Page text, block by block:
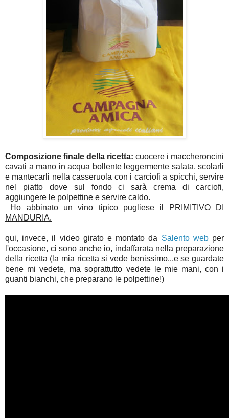
Composizione finale della ricetta: cuocere i maccheroncini
cavati a mano in acqua bollente leggermente salata, scolarli
e mantecarli nella casseruola con i carciofi a spicchi, servire
nel piatto dove sul fondo ci sarà crema di carciofi,
aggiungere le polpettine e servire caldo.
Ho abbinato un vino tipico pugliese il PRIMITIVO DI
MANDURIA.
qui, invece, il video girato e montato da Salento webper
l'occasione, ci sono anche io, indaffarata nella preparazione
della ricetta (la mia ricetta si vede benissimo...e se guardate
bene mi vedete, ma soprattutto vedete le mie mani, con i
guanti bianchi, che preparano le polpettine!)